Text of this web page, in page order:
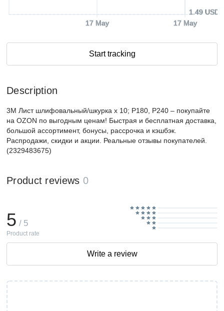
17 May 17 May
1.49 USD
Start tracking
Description
3M Лист шлифовальный/шкурка x 10; P180, P240 – покупайте
на OZON по выгодным ценам! Быстрая и бесплатная доставка,
большой ассортимент, бонусы, рассрочка и кэшбэк.
Распродажи, скидки и акции. Реальные отзывы покупателей.
(2329483675)
Product reviews 0
5 / 5
Product rate
Write a review